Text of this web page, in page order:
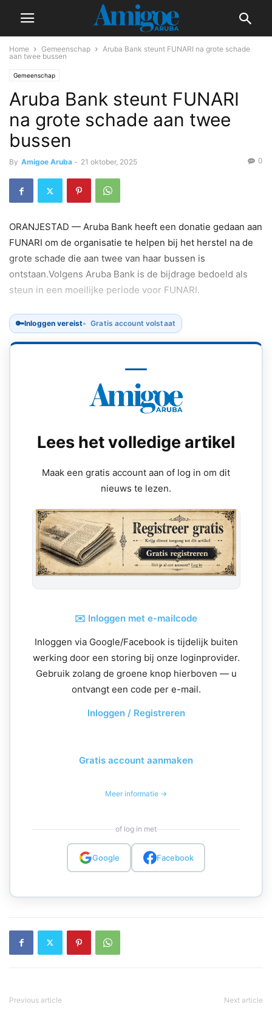
Home Gemeenschap
Aruba Bank steunt FUNARI na grote schade
aan twee bussen
Gemeenschap
Aruba Bank steunt FUNARI
na grote schade aan twee
bussen
By Amigoe Aruba - 21 oktober, 2025 0
ORANJESTAD — Aruba Bank heeft een donatie gedaan aan
FUNARI om de organisatie te helpen bij het herstel na de
grote schade die aan twee van haar bussen is
ontstaan.Volgens Aruba Bank is de bijdrage bedoeld als
steun in een moeilijke periode voor FUNARI.
🔑Inloggen vereist Gratis account volstaat
Lees het volledige artikel
Maak een gratis account aan of log in om dit
nieuws te lezen.
✉️ Inloggen met e-mailcode
Inloggen via Google/Facebook is tijdelijk buiten
werking door een storing bij onze loginprovider.
Gebruik zolang de groene knop hierboven — u
ontvangt een code per e-mail.
Inloggen / Registreren
Gratis account aanmaken
Meer informatie →
of log in met
Google Facebook
Previous article Next article